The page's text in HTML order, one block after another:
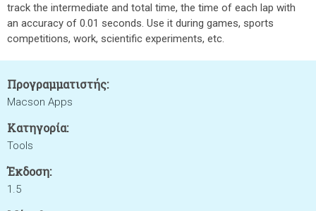
track the intermediate and total time, the time of each lap with
an accuracy of 0.01 seconds. Use it during games, sports
competitions, work, scientific experiments, etc.
Προγραμματιστής:
Macson Apps
Κατηγορία:
Tools
Έκδοση:
1.5